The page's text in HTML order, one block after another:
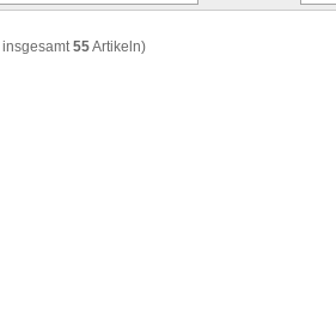
55Artikeln)